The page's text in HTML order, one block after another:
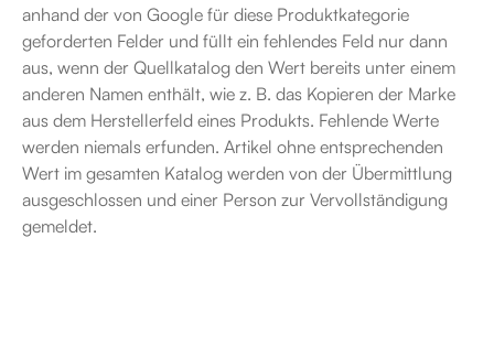
anhand der von Google für diese Produktkategorie
geforderten Felder und füllt ein fehlendes Feld nur dann
aus, wenn der Quellkatalog den Wert bereits unter einem
anderen Namen enthält, wie z. B. das Kopieren der Marke
aus dem Herstellerfeld eines Produkts. Fehlende Werte
werden niemals erfunden. Artikel ohne entsprechenden
Wert im gesamten Katalog werden von der Übermittlung
ausgeschlossen und einer Person zur Vervollständigung
gemeldet.